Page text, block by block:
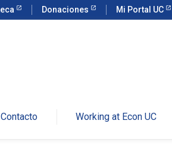
Donaciones Mi Portal UC
Contacto Working at Econ UC